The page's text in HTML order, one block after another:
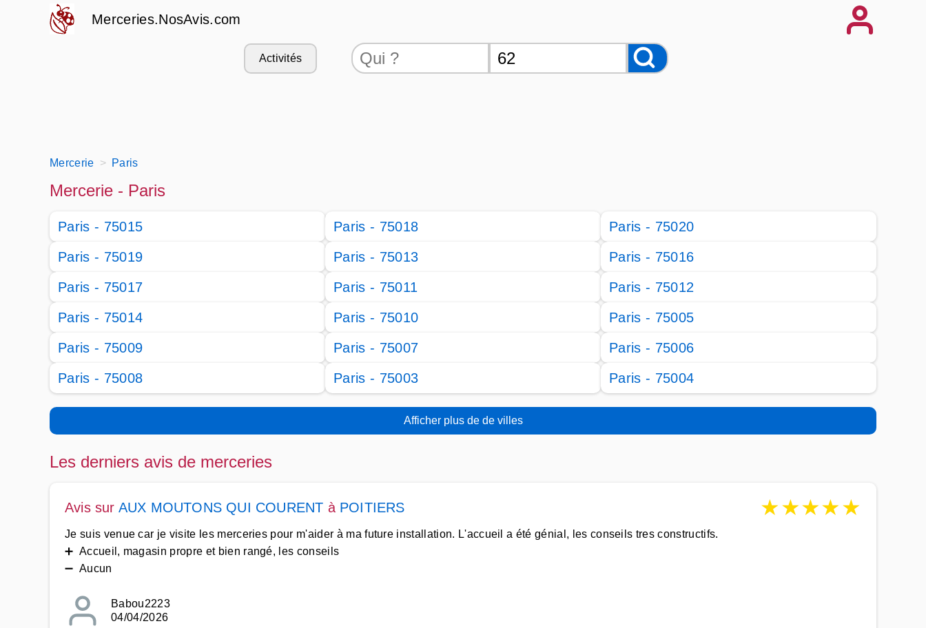
Merceries.NosAvis.com
Activités
Mercerie Paris
Mercerie - Paris
Paris - 75015 Paris - 75018
Paris - 75020
Paris - 75019
Paris - 75013
Paris - 75016
Paris - 75017
Paris - 75011
Paris - 75012
Paris - 75014
Paris - 75010
Paris - 75005
Paris - 75009
Paris - 75007
Paris - 75006
Paris - 75008
Paris - 75003 Paris - 75004
Afficher plus de de villes
Les derniers avis de merceries
Avis sur AUX MOUTONS QUI COURENT à POITIERS ★★★★★
Je suis venue car je visite les merceries pour m'aider à ma future installation. L'accueil a été génial, les conseils tres constructifs.
➕ Accueil, magasin propre et bien rangé, les conseils
➖ Aucun
Babou2223
04/04/2026